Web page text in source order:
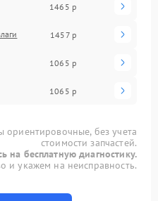
1465 р
1457 р
1065 р
1065 р
ориентировочные, без учета
стоимости запчастей.
на бесплатную диагностику.
и укажем на неисправность.